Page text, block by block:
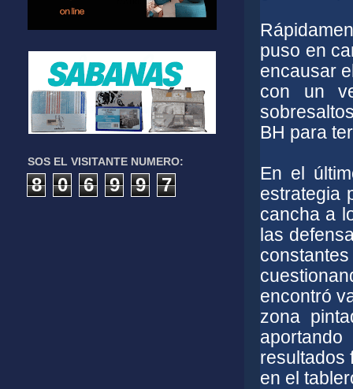
puso en
encausar
con un
BH para
En el
estrategia
cancha a
las
encontró
zona
resultados
en el
SOS EL VISITANTE NUMERO:
8 0 6 9 9 7